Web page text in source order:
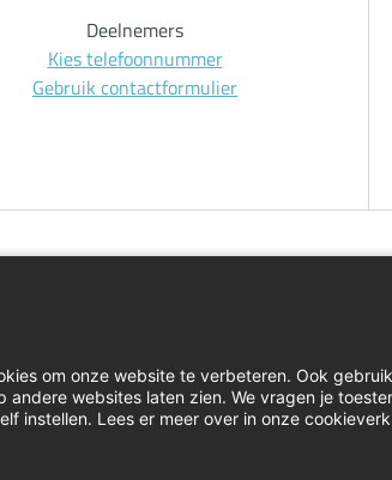
Deelnemers
Kies telefoonnummer
Gebruik contactformulier
Contact
Actueel
om onze website te verbeteren. Ook
websites laten zien. We vragen je
instellen. Lees er meer over in onze